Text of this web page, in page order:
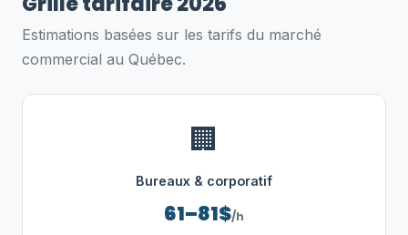
Estimations basées sur les tarifs du marché
commercial au Québec.
🏢
Bureaux & corporatif
61–81$/h